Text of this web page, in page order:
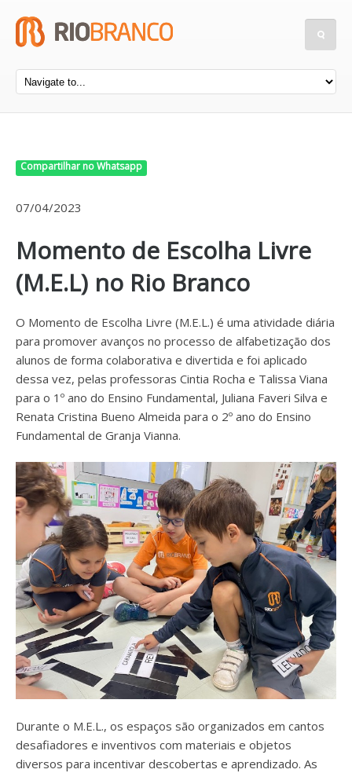
Compartilhar no Whatsapp
07/04/2023
Momento de Escolha Livre
(M.E.L) no Rio Branco
O Momento de Escolha Livre (M.E.L.) é uma atividade diária
para promover avanços no processo de alfabetização dos
alunos de forma colaborativa e divertida e foi aplicado
dessa vez, pelas professoras Cintia Rocha e Talissa Viana
para o 1º ano do Ensino Fundamental, Juliana Faveri Silva e
Renata Cristina Bueno Almeida para o 2º ano do Ensino
Fundamental de Granja Vianna.
Durante o M.E.L., os espaços são organizados em cantos
desafiadores e inventivos com materiais e objetos
diversos para incentivar descobertas e aprendizado. As